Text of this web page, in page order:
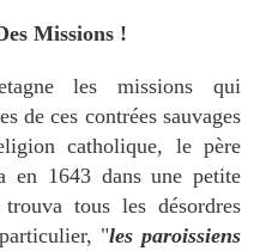
Missions !
les missions qui
de ces contrées sauvages
catholique, le père
en 1643 dans une petite
tous les désordres
"les paroissiens